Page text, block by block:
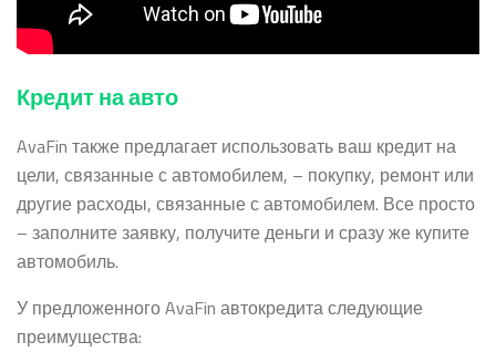
Кредит на авто
AvaFin также предлагает использовать ваш кредит на
цели, связанные с автомобилем, – покупку, ремонт или
другие расходы, связанные с автомобилем. Все просто
– заполните заявку, получите деньги и сразу же купите
автомобиль.
У предложенного AvaFin автокредита следующие
преимущества: